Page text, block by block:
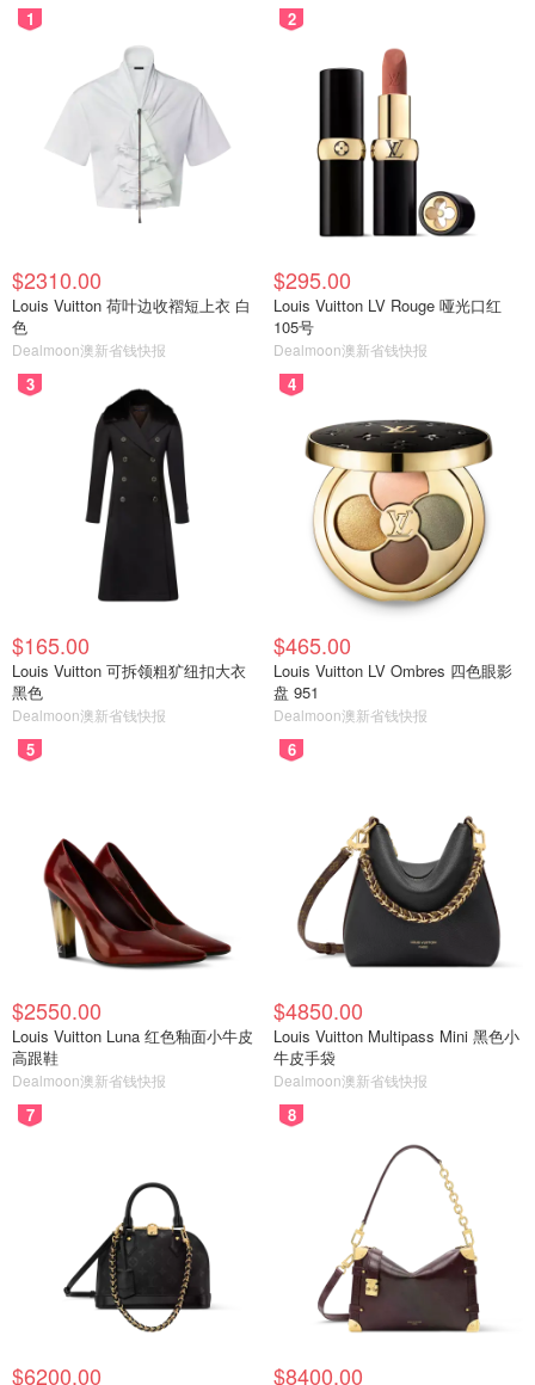
1
$2310.00
Louis Vuitton 荷叶边收褶短上衣 白
色
Dealmoon澳新省钱快报
2
$295.00
Louis Vuitton LV Rouge 哑光口红
105号
Dealmoon澳新省钱快报
3
$165.00
Louis Vuitton 可拆领粗犷纽扣大衣
黑色
Dealmoon澳新省钱快报
4
$465.00
Louis Vuitton LV Ombres 四色眼影
盘 951
Dealmoon澳新省钱快报
5
$2550.00
Louis Vuitton Luna 红色釉面小牛皮
高跟鞋
Dealmoon澳新省钱快报
6
$4850.00
Louis Vuitton Multipass Mini 黑色小
牛皮手袋
Dealmoon澳新省钱快报
7
$6200.00
8
$8400.00